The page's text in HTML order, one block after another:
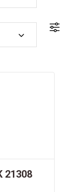
21308